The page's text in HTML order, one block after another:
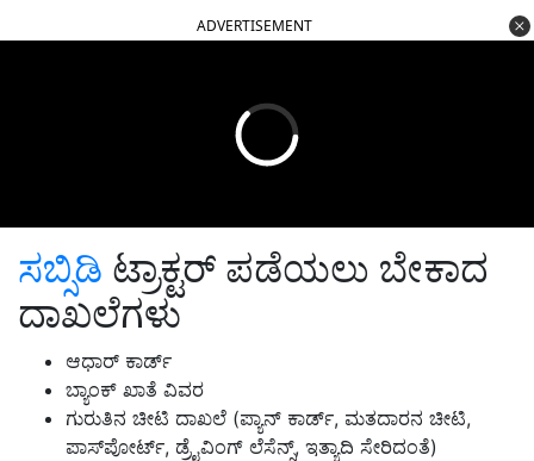
ADVERTISEMENT
ಸಬ್ಸಿಡಿ ಟ್ರಾಕ್ಟರ್ ಪಡೆಯಲು ಬೇಕಾದ
ದಾಖಲೆಗಳು
ಆಧಾರ್ ಕಾರ್ಡ್
ಬ್ಯಾಂಕ್ ಖಾತೆ ವಿವರ
ಗುರುತಿನ ಚೀಟಿ ದಾಖಲೆ (ಪ್ಯಾನ್ ಕಾರ್ಡ್, ಮತದಾರನ ಚೀಟಿ,
ಪಾಸ್‌ಪೋರ್ಟ್, ಡ್ರೈವಿಂಗ್ ಲೆಸೆನ್ಸ್, ಇತ್ಯಾದಿ ಸೇರಿದಂತೆ)